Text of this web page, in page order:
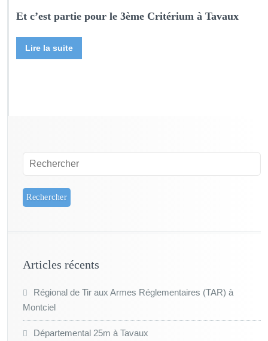
Et c’est partie pour le 3ème Critérium à Tavaux
Lire la suite
Articles récents
Régional de Tir aux Armes Réglementaires (TAR) à
Montciel
Départemental 25m à Tavaux